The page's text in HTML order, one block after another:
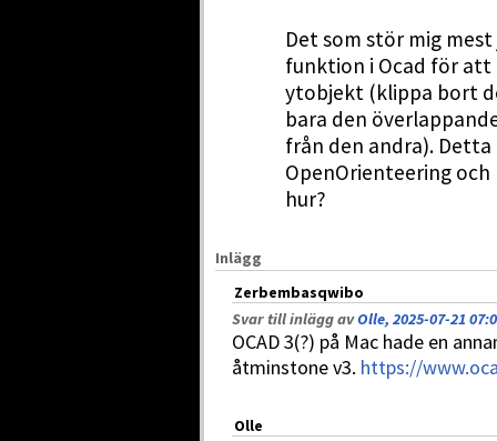
Det som stör mig
funktion i Ocad för
ytobjekt (klippa bort
bara den
från den andra).
OpenOrienteering och
hur?
Inlägg
Zerbembasqwibo
Svar till inlägg avOlle, 2025-07-21
OCAD 3(?) på Mac hade en
åtminstone v3. https://
Olle